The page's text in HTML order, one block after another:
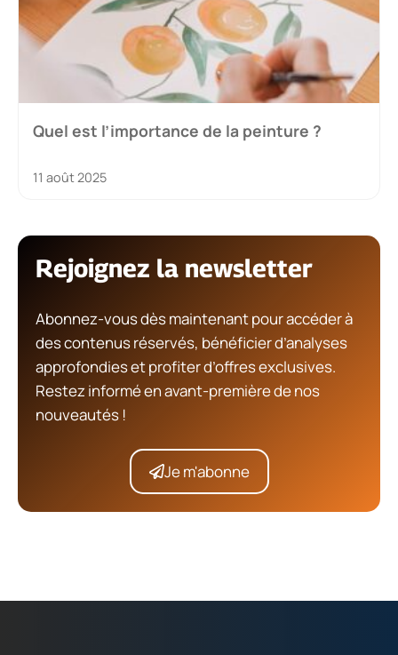
Quel est l’importance de la peinture ?
11 août 2025
Rejoignez la newsletter
Abonnez-vous dès maintenant pour accéder à
des contenus réservés, bénéficier d’analyses
approfondies et profiter d’offres exclusives.
Restez informé en avant-première de nos
nouveautés !
Je m'abonne